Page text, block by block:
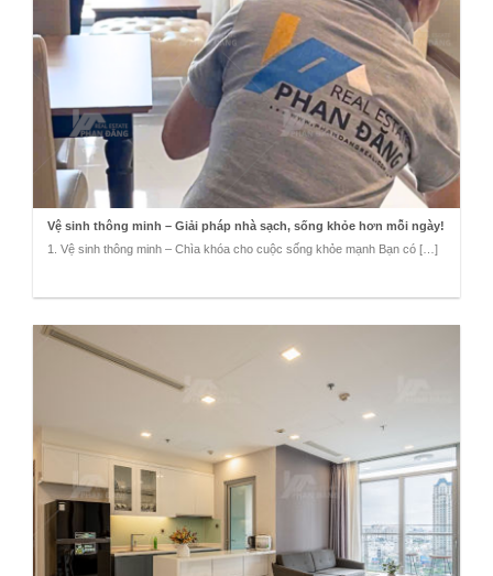
Vệ sinh thông minh – Giải pháp nhà sạch, sống khỏe hơn mỗi ngày!
1. Vệ sinh thông minh – Chìa khóa cho cuộc sống khỏe mạnh Bạn có […]